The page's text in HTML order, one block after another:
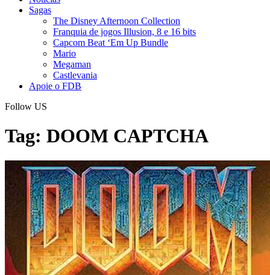
Sagas
The Disney Afternoon Collection
Franquia de jogos Illusion, 8 e 16 bits
Capcom Beat ‘Em Up Bundle
Mario
Megaman
Castlevania
Apoie o FDB
Follow US
Tag: DOOM CAPTCHA